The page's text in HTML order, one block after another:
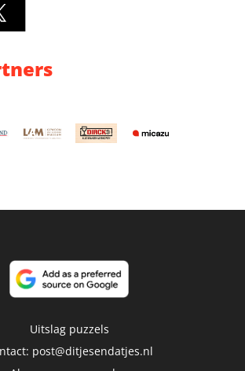
Uitslag puzzels
post@ditjesendatjes.nl